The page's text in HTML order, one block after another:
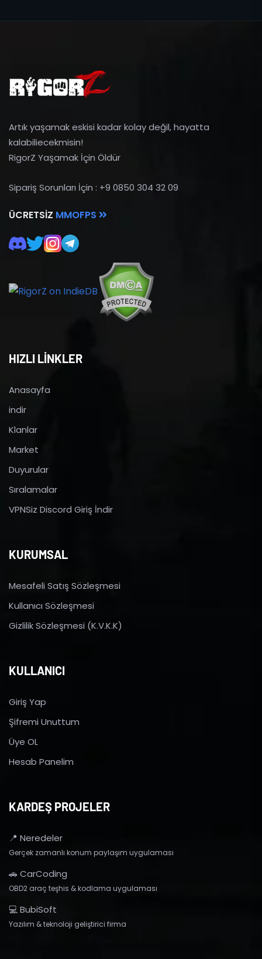
Artık yaşamak eskisi kadar kolay değil, hayatta
kalabiliecekmisin!
RigorZ Yaşamak İçin Öldür
Sipariş Sorunları İçin : +9 0850 304 32 09
ÜCRETSIZ MMOFPS
HIZLI LİNKLER
Anasayfa
indir
Klanlar
Market
Duyurular
Sıralamalar
VPNSiz Discord Giriş İndir
KURUMSAL
Mesafeli Satış Sözleşmesi
Kullanıcı Sözleşmesi
Gizlilik Sözleşmesi (K.V.K.K)
KULLANICI
Giriş Yap
Şifremi Unuttum
Üye OL
Hesab Panelim
KARDEŞ PROJELER
📍 Neredeler
Gerçek zamanlı konum paylaşım uygulaması
🚗 CarCoding
OBD2 araç teşhis & kodlama uygulaması
💻 BubiSoft
Yazılım & teknoloji geliştirici firma